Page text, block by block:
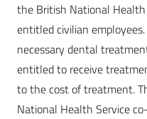
the British National
entitled civilian
necessary dental
entitled to receive
to the cost of treatment.
National Health Service